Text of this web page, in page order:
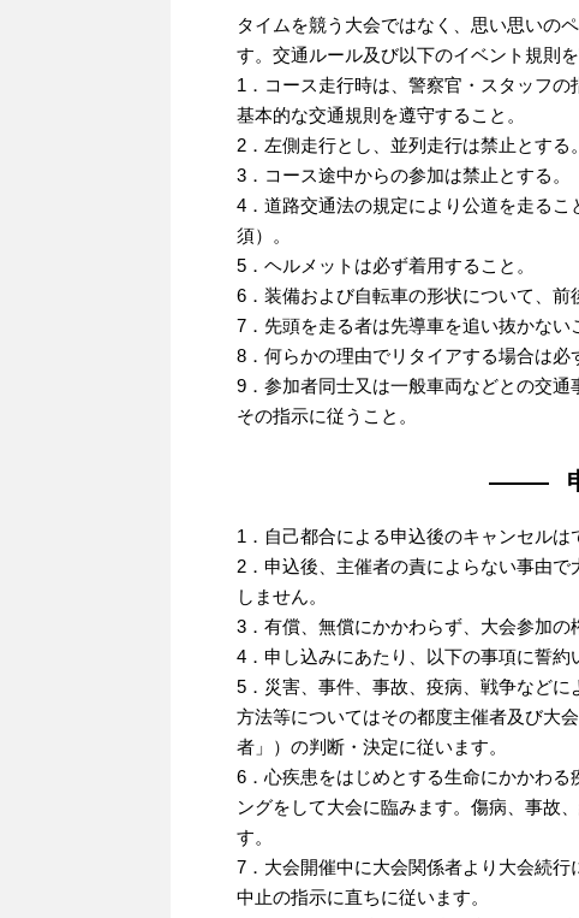
タイムを競う大会ではなく、思い思いの
す。交通ルール及び以下のイベント規則
1．コース走行時は、警察官・スタッフ
基本的な交通規則を遵守すること。
2．左側走行とし、並列走行は禁止とする。
3．コース途中からの参加は禁止とする。
4．道路交通法の規定により公道を走る
須）。
5．ヘルメットは必ず着用すること。
6．装備および自転車の形状について、前
7．先頭を走る者は先導車を追い抜かない
8．何らかの理由でリタイアする場合は必
9．参加者同士又は一般車両などとの交通
その指示に従うこと。
1．自己都合による申込後のキャンセルは
2．申込後、主催者の責によらない事由
しません。
3．有償、無償にかかわらず、大会参加の
4．申し込みにあたり、以下の事項に誓約
5．災害、事件、事故、疫病、戦争など
方法等についてはその都度主催者及び大
者」）の判断・決定に従います。
6．心疾患をはじめとする生命にかかわ
ングをして大会に臨みます。傷病、事故
す。
7．大会開催中に大会関係者より大会続
中止の指示に直ちに従います。